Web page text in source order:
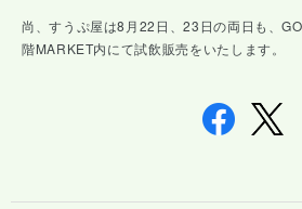
尚、すうぷ屋は8月22日、23日の両日も、
階MARKET内にて試飲販売をいたします。